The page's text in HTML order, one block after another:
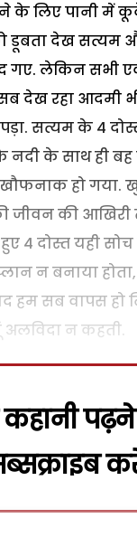
के लिए पानी में
डूबता देख सत्यम
गए. लेकिन सभी
देख रहा आदमी
सत्यम के 4
नदी के साथ ही
हो गया.
जीवन की आखिरी
4 दोस्त यही
न बनाया
हम सब वापस हो
अलविदा न कहती.